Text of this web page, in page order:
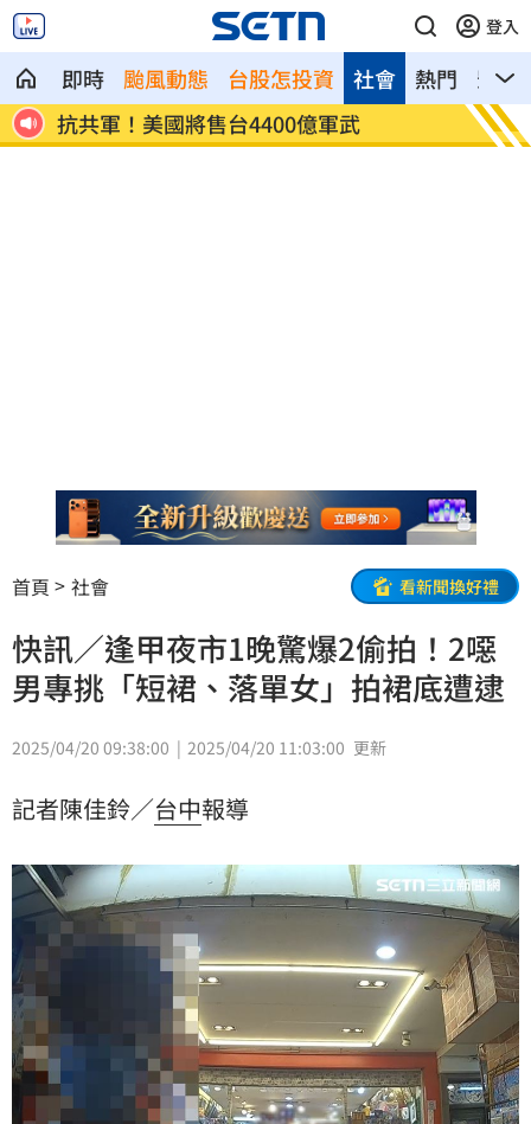
登入
即時 颱風動態 台股怎投資 熱門 影音
社會
京
抗共軍！美國將售台4400億軍武
東發
光
首頁 社會 看新聞換好禮
快訊／逢甲夜市1晚驚爆2偷拍！2噁
男專挑「短裙、落單女」拍裙底遭逮
2025/04/20 09:38:00 2025/04/20 11:03:00 更新
記者陳佳鈴／台中報導